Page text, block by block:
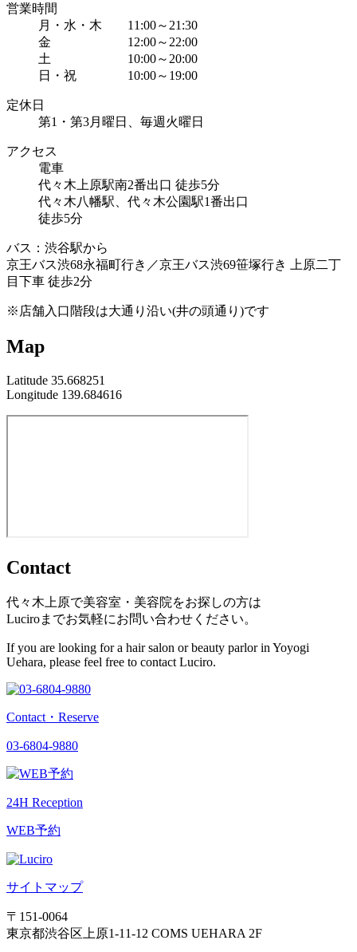
営業時間
月・水・木 11:00～21:30
金 12:00～22:00
土 10:00～20:00
日・祝 10:00～19:00
定休日
第1・第3月曜日、毎週火曜日
アクセス
電車
代々木上原駅南2番出口 徒歩5分
代々木八幡駅、代々木公園駅1番出口
徒歩5分
バス：渋谷駅から
京王バス渋68永福町行き／京王バス渋69笹塚行き 上原二丁
目下車 徒歩2分
※店舗入口階段は大通り沿い(井の頭通り)です
Map
Latitude 35.668251
Longitude 139.684616
Contact
代々木上原で美容室・美容院をお探しの方は
Luciroまでお気軽にお問い合わせください。
If you are looking for a hair salon or beauty parlor in Yoyogi
Uehara, please feel free to contact Luciro.
Contact・Reserve
03-6804-9880
24H Reception
WEB予約
サイトマップ
〒151-0064
東京都渋谷区上原1-11-12 COMS UEHARA 2F